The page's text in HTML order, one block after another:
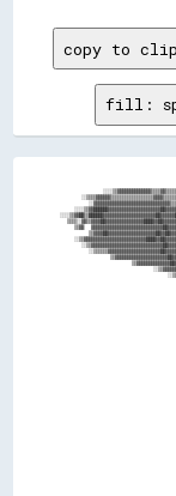
copy to
fill:
▒▒▓▓